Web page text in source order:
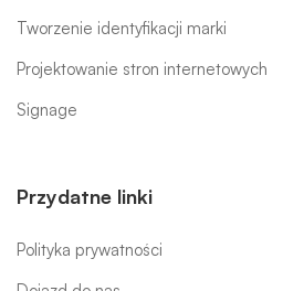
Tworzenie identyfikacji marki
Projektowanie stron internetowych
Signage
Przydatne linki
Polityka prywatności